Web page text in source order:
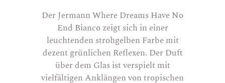
Der Jermann Where Dreams Have No
End Bianco zeigt sich in einer
leuchtenden strohgelben Farbe mit
dezent grünlichen Reflexen. Der Duft
über dem Glas ist verspielt mit
vielfältigen Anklängen von tropischen